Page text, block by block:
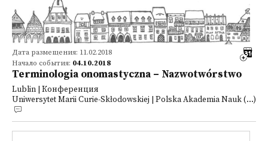
Дата размещения: 11.02.2018
Начало события: 04.10.2018
Terminologia onomastyczna – Nazwotwórstwo
Lublin | Конференция
Uniwersytet Marii Curie-Skłodowskiej | Polska Akademia Nauk (...)